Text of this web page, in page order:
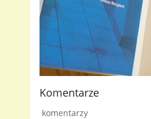
Komentarze
komentarzy